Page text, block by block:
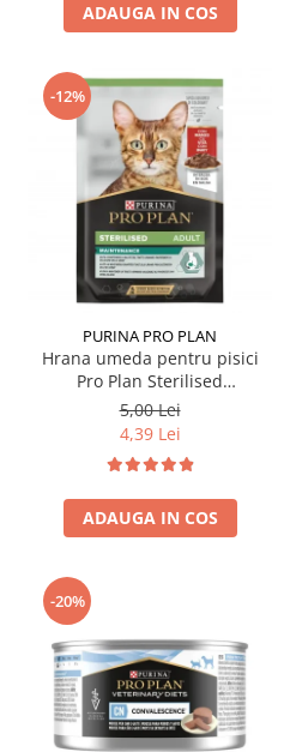
ADAUGA IN COS
-12%
PURINA PRO PLAN
Hrana umeda pentru pisici
Pro Plan Sterilised
Nutrisavour cu vita 85 gr
5,00 Lei
4,39 Lei
ADAUGA IN COS
-20%